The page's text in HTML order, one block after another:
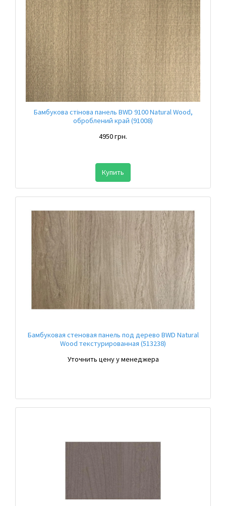
Бамбукова стінова панель BWD 9100 Natural Wood,
оброблений край (91008)
4950 грн.
Купить
Бамбуковая стеновая панель под дерево BWD Natural
Wood текстурированная (513238)
Уточнить цену у менеджера